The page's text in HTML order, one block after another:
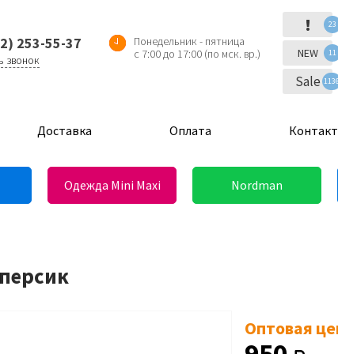
253-55-37
звонок
Понедельник - пятница
с 7:00 до 17:00 (по мск. вр.)
! 23
NEW 11
Sale
Доставка Оплата
Одежда Mini Maxi Nordman
Оптовая